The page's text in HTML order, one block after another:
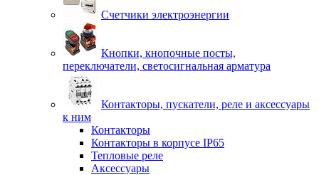
Счетчики электроэнергии
Кнопки, кнопочные посты,
переключатели, светосигнальная арматура
Контакторы, пускатели, реле и аксессуары
к ним
Контакторы
Контакторы в корпусе IP65
Тепловые реле
Аксессуары